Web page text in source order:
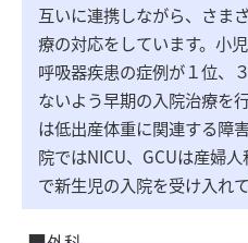
互いに連携しながら、さま
療の対応をしています。小
呼吸器疾患の症例が１位、
ないよう早期の入院治療を
は低出産体重に関連する障
院ではNICU、GCUは産婦
で新生児の入院を受け入れ